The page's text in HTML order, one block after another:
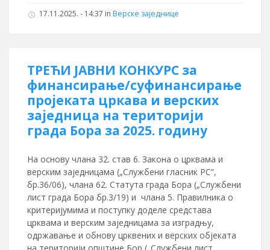
17.11.2025. - 14:37 in Верске заједнице
ТРЕЋИ ЈАВНИ КОНКУРС за
финансирање/суфинансирање
пројеката цркава и верских
заједница на територији
града Бора за 2025. годину
На основу члана 32. став 6. Закона о црквама и
верским заједницама („Службени гласник РС“,
бр.36/06), члана 62. Статута града Бора („Службени
лист града Бора бр.3/19) и члана 5. Правилника о
критеријумима и поступку доделе средстава
црквама и верским заједницама за изградњу,
одржавање и обнову црквених и верских објеката